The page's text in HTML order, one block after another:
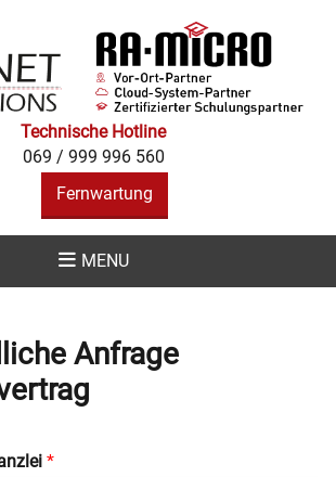
RA NET
SOLUTIONS -
IHR RA-MICRO
PARTNER IN
ALLEN
BELANGEN
Technische Hotline
069 / 999 996 560
Fernwartung
MENU
Anfrage
*